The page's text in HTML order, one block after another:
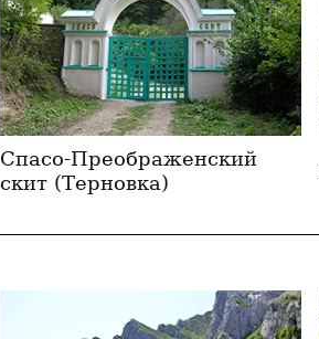
Спасо-Преображенский
скит (Терновка)